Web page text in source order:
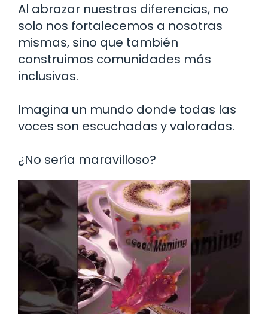
Al abrazar nuestras diferencias, no
solo nos fortalecemos a nosotras
mismas, sino que también
construimos comunidades más
inclusivas.
Imagina un mundo donde todas las
voces son escuchadas y valoradas.
¿No sería maravilloso?